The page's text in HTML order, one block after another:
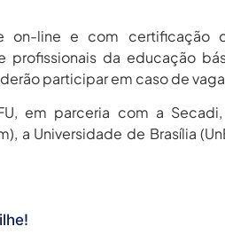
on-line e com certificação
profissionais da educação
participar em caso de
em parceria com a
a Universidade de Brasília